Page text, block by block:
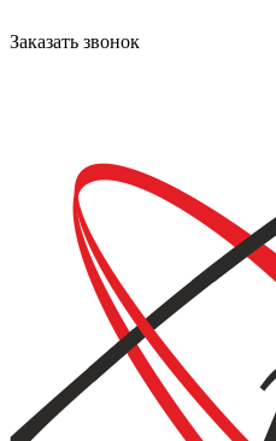
Заказать звонок